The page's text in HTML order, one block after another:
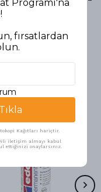
Programı'na
fırsatlardan
Kağıtları hariçtir.
iletişim almayı kabul
ettiğinizi onaylarsınız.